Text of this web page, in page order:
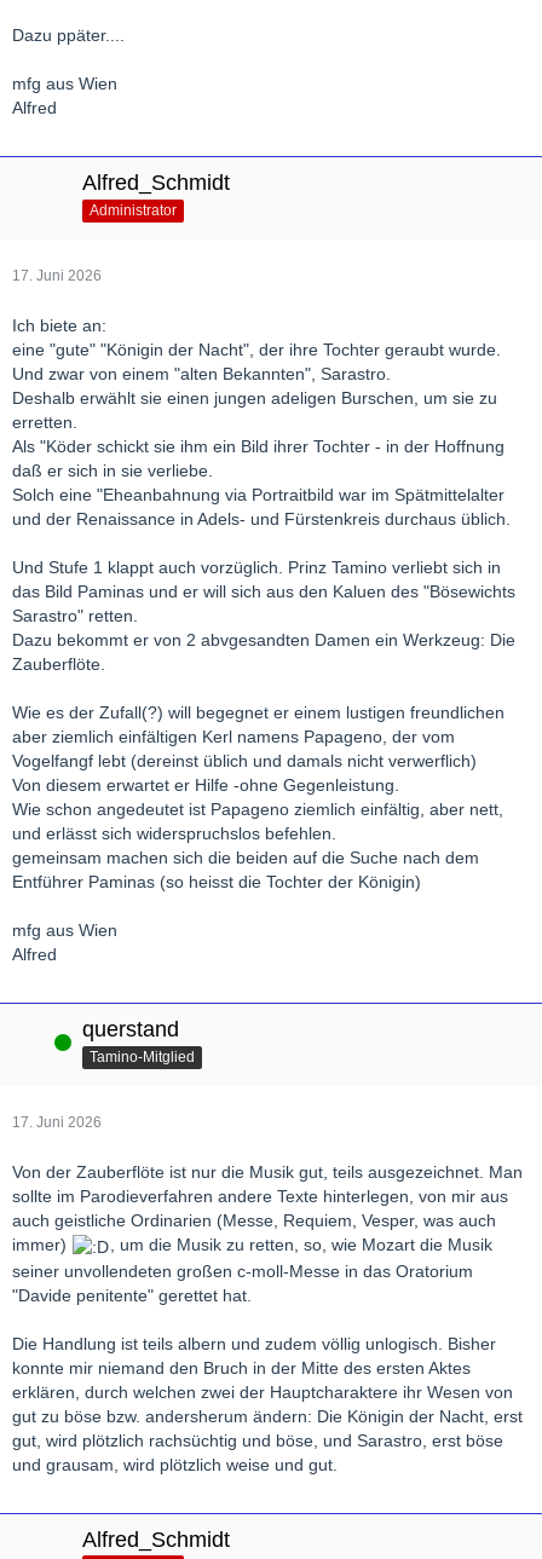
Dazu ppäter....
mfg aus Wien
Alfred
Alfred_Schmidt
Administrator
17. Juni 2026
Ich biete an:
eine "gute" "Königin der Nacht", der ihre Tochter geraubt wurde.
Und zwar von einem "alten Bekannten", Sarastro.
Deshalb erwählt sie einen jungen adeligen Burschen, um sie zu
erretten.
Als "Köder schickt sie ihm ein Bild ihrer Tochter - in der Hoffnung
daß er sich in sie verliebe.
Solch eine "Eheanbahnung via Portraitbild war im Spätmittelalter
und der Renaissance in Adels- und Fürstenkreis durchaus üblich.
Und Stufe 1 klappt auch vorzüglich. Prinz Tamino verliebt sich in
das Bild Paminas und er will sich aus den Kaluen des "Bösewichts
Sarastro" retten.
Dazu bekommt er von 2 abvgesandten Damen ein Werkzeug: Die
Zauberflöte.
Wie es der Zufall(?) will begegnet er einem lustigen freundlichen
aber ziemlich einfältigen Kerl namens Papageno, der vom
Vogelfangf lebt (dereinst üblich und damals nicht verwerflich)
Von diesem erwartet er Hilfe -ohne Gegenleistung.
Wie schon angedeutet ist Papageno ziemlich einfältig, aber nett,
und erlässt sich widerspruchslos befehlen.
gemeinsam machen sich die beiden auf die Suche nach dem
Entführer Paminas (so heisst die Tochter der Königin)
mfg aus Wien
Alfred
Online querstand
Tamino-Mitglied
17. Juni 2026
Von der Zauberflöte ist nur die Musik gut, teils ausgezeichnet. Man
sollte im Parodieverfahren andere Texte hinterlegen, von mir aus
auch geistliche Ordinarien (Messe, Requiem, Vesper, was auch
immer)
, um die Musik zu retten, so, wie Mozart die Musik
seiner unvollendeten großen c-moll-Messe in das Oratorium
"Davide penitente" gerettet hat.
Die Handlung ist teils albern und zudem völlig unlogisch. Bisher
konnte mir niemand den Bruch in der Mitte des ersten Aktes
erklären, durch welchen zwei der Hauptcharaktere ihr Wesen von
gut zu böse bzw. andersherum ändern: Die Königin der Nacht, erst
gut, wird plötzlich rachsüchtig und böse, und Sarastro, erst böse
und grausam, wird plötzlich weise und gut.
Alfred_Schmidt